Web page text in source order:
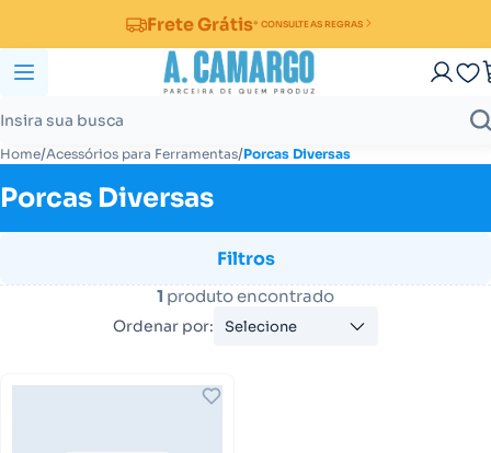
Frete Grátis* CONSULTE AS REGRAS
Home/Acessórios para Ferramentas/Porcas Diversas
Porcas Diversas
Filtros
1 produto encontrado
Ordenar por: Selecione